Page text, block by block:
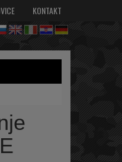
KONTAKT